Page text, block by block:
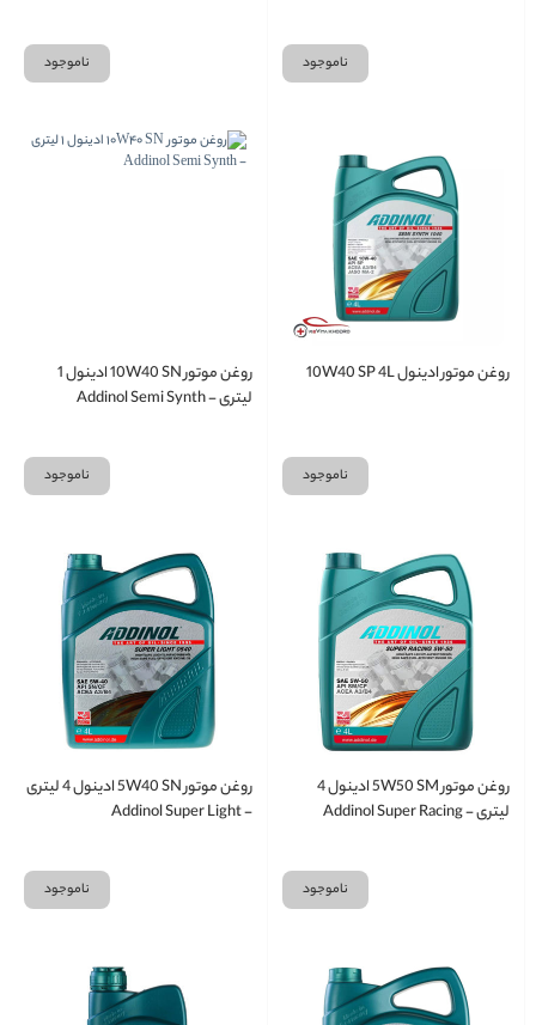
ناموجود ناموجود
روغن موتور ادینول 10W40 SP 4L
ناموجود
روغن موتور 10W40 SN ادینول 1
لیتری - Addinol Semi Synth
ناموجود
روغن موتور 5W50 SM ادینول 4
لیتری - Addinol Super Racing
ناموجود
روغن موتور 5W40 SN ادینول 4 لیتری
- Addinol Super Light
ناموجود